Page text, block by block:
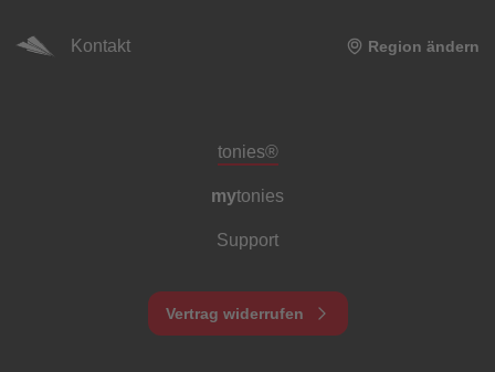
Kontakt Region ändern
Meta-Navigation Footer
tonies®
mytonies
Support
Vertrag widerrufen